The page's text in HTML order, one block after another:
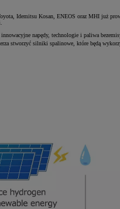
Idemitsu Kosan, ENEOS oraz MHI już
napędy, technologie i paliwa
stworzyć silniki spalinowe, które będą